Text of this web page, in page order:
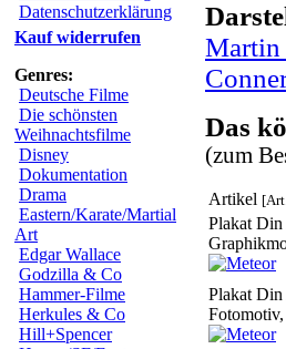
Datenschutzerklärung
Kauf widerrufen
Genres:
Deutsche Filme
Die schönsten
Weihnachtsfilme
Disney
Dokumentation
Drama
Eastern/Karate/Martial
Art
Edgar Wallace
Godzilla & Co
Hammer-Filme
Herkules & Co
Hill+Spencer
Martin
Das
(zum
Artikel
Plakat
Plakat